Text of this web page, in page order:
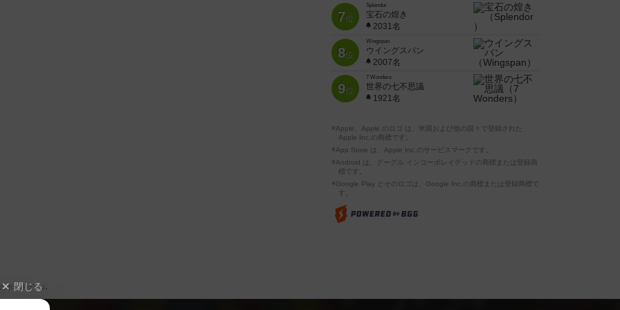
7位
Splendor
宝石の煌き
2031名
8位
Wingspan
ウイングスパン
2007名
9位
7 Wonders
世界の七不思議
1921名
※Apple、Apple のロゴ は、米国および他の国々で登録された
Apple Inc.の商標です。
※App Store は、Apple Inc.のサービスマークです。
※Android は、グーグル インコーポレイテッドの商標または登録商
標です。
※Google Play とそのロゴは、Google Inc.の商標または登録商標で
す。
ボードゲーム
閉じる